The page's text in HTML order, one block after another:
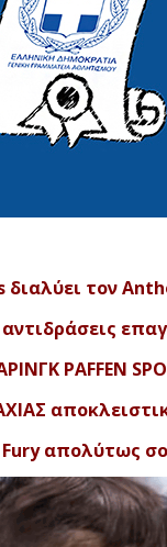
διαλύει τον
αντιδράσεις
PAFFEN
απολύτως